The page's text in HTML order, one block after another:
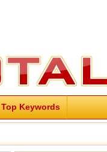
Top Keywords